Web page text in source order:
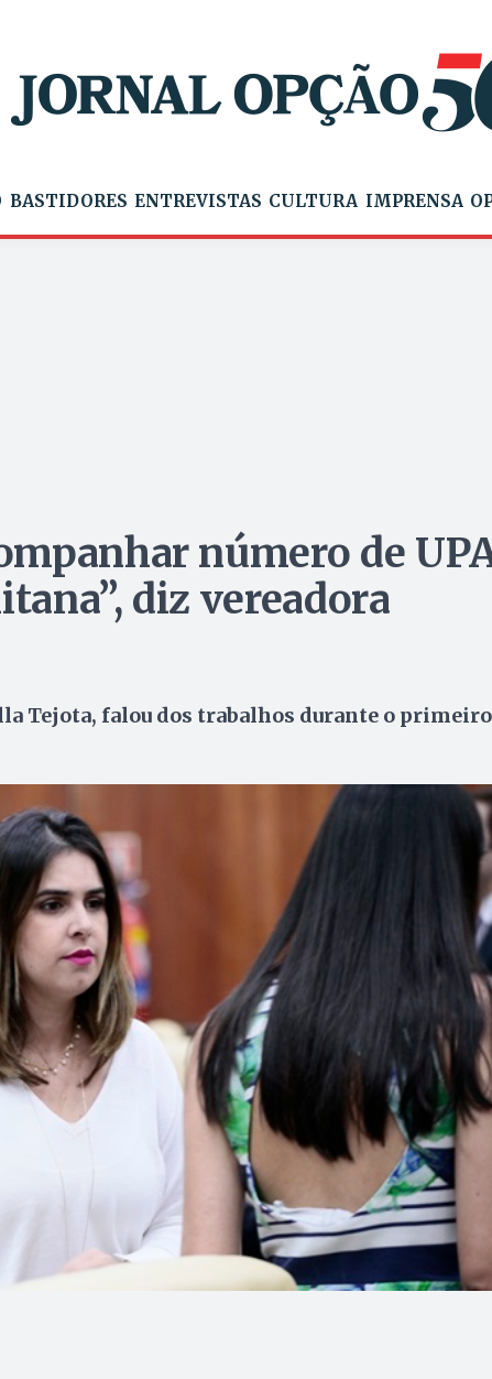
BASTIDORES ENTREVISTAS CULTURA IMPRENSA
número de
diz vereadora
Tejota, falou dos trabalhos durante o primeiro